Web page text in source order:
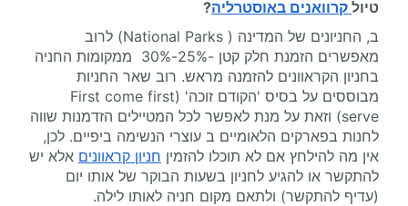
טיול קרוואנים באוסטרליה?
ב, החניונים של המדינה ( National Parks) לרוב
מאפשרים הזמנת חלק קטן -25%-30% ממקומות החניה
בחניון הקראוונים להזמנה מראש. רוב שאר החניות
מבוססים על בסיס 'הקודם זוכה' (First come first
serve) וזאת על מנת לאפשר לכל המטיילים הזדמנות שווה
לחנות בפארקים הלאומיים ב עוצרי הנשימה ביפיים. לכן,
אין מה להילחץ אם לא תוכלו להזמין חניון קראוונים אלא יש
להתקשר או להגיע לחניון בשעות הבוקר של אותו יום
(עדיף להתקשר) ולתאם מקום חניה לאותו לילה.